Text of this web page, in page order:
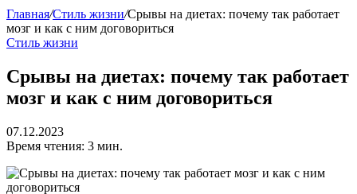
Главная/Стиль жизни/Срывы на диетах: почему так работает
мозг и как с ним договориться
Стиль жизни
Срывы на диетах: почему так работает
мозг и как с ним договориться
07.12.2023
Время чтения: 3 мин.